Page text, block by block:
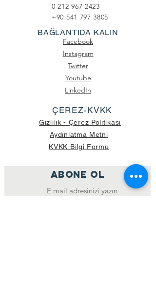
0 212 967 2423
+90 541 797 3805
BAĞLANTIDA KALIN
Facebook
Instagram
Twitter
Youtube
LinkedIn
ÇEREZ-KVKK
Gizlilik - Çerez Politikası
Aydınlatma Metni
KVKK Bilgi Formu
ABONE OL